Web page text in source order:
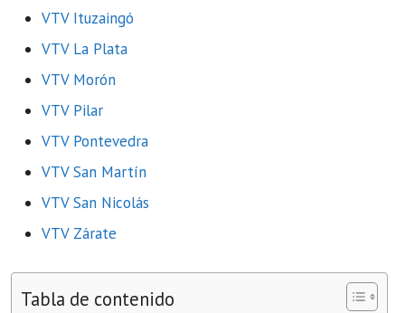
VTV Ituzaingó
VTV La Plata
VTV Morón
VTV Pilar
VTV Pontevedra
VTV San Martín
VTV San Nicolás
VTV Zárate
Tabla de contenido